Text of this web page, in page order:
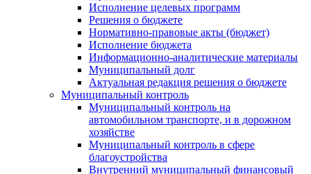
Исполнение целевых программ
Решения о бюджете
Нормативно-правовые акты (бюджет)
Исполнение бюджета
Информационно-аналитические материалы
Муниципальный долг
Актуальная редакция решения о бюджете
Муниципальный контроль
Муниципальный контроль на
автомобильном транспорте, и в дорожном
хозяйстве
Муниципальный контроль в сфере
благоустройства
Внутренний муниципальный финансовый